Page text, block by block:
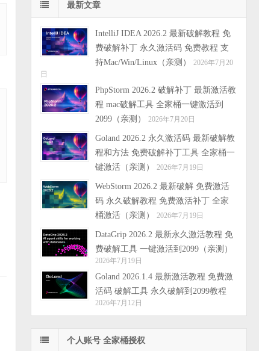
最新文章
IntelliJ IDEA 2026.2 最新破解教程 免
费破解补丁 永久激活码 免费教程 支
持Mac/Win/Linux（亲测）
2026年7月20
日
PhpStorm 2026.2 破解补丁 最新激活教
程 mac破解工具 全家桶一键激活到
2099（亲测）
2026年7月20日
Goland 2026.2 永久激活码 最新破解教
程和方法 免费破解补丁工具 全家桶一
键激活（亲测）
2026年7月19日
WebStorm 2026.2 最新破解 免费激活
码 永久破解教程 免费激活补丁 全家
桶激活（亲测）
2026年7月19日
DataGrip 2026.2 最新永久激活教程 免
费破解工具 一键激活到2099（亲测）
2026年7月19日
Goland 2026.1.4 最新激活教程 免费激
活码 破解工具 永久破解到2099教程
2026年7月12日
个人账号 全家桶授权